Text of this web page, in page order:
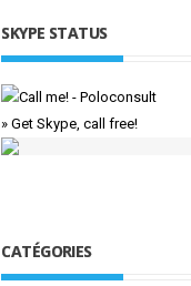
SKYPE STATUS
» Get Skype, call free!
CATÉGORIES